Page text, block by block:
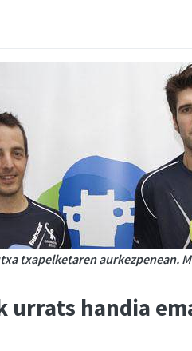
txapelketaren aurkezpenean.
urrats handia